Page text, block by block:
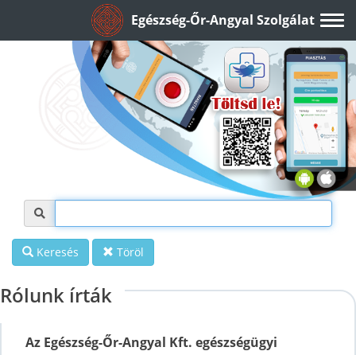
Egészség-Őr-Angyal Szolgálat
Keresés Töröl
Rólunk írták
Az Egészség-Őr-Angyal Kft. egészségügyi